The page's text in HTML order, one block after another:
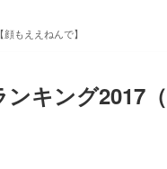
もええねんで】
ンキング2017